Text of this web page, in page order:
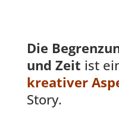
Die
und Zeit ist
kreativer
Story.